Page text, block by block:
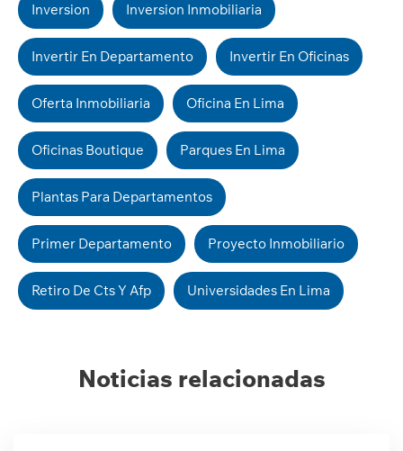
Inversion Inversion Inmobiliaria
Invertir En Departamento Invertir En Oficinas
Oferta Inmobiliaria Oficina En Lima
Oficinas Boutique Parques En Lima
Plantas Para Departamentos
Primer Departamento Proyecto Inmobiliario
Retiro De Cts Y Afp Universidades En Lima
Noticias relacionadas